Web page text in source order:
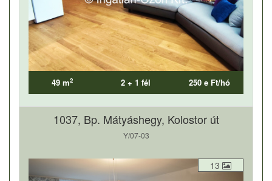
49 m2 2 + 1 fél 250 e Ft/hó
1037, Bp. Mátyáshegy, Kolostor út
Y/07-03
13